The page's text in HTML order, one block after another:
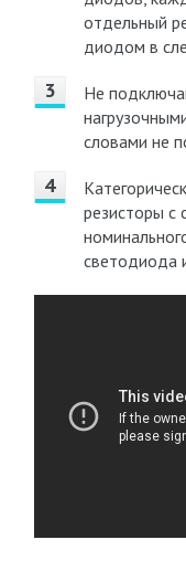
отдельный
диодом в
Не
словами не
резисторы с
светодиода